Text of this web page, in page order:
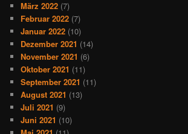
März 2022 (7)
Februar 2022 (7)
Januar 2022 (10)
Dezember 2021 (14)
November 2021 (6)
Oktober 2021 (11)
September 2021 (11)
August 2021 (13)
Juli 2021 (9)
Juni 2021 (10)